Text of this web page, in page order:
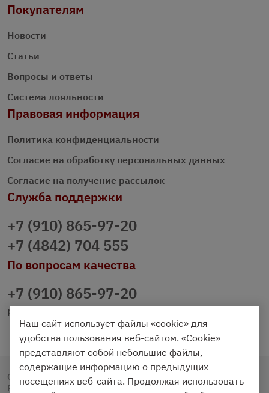
Покупателям
Новости
Статьи
Вопросы и ответы
Система лояльности
Правовая информация
Политика конфиденциальности
Согласие на обработку персональных данных
Согласие на получение рассылок
Служба поддержки
+7 (910) 865-97-20
+7 (4842) 704 555
По вопросам качества
+7 (910) 865-97-20
prazdnichniy40@palmi.ru
Copyright © 2020 - 2026. Праздничный Стол.
Разработка и продвижение - Vegas Studio
Наш сайт использует файлы «cookie» для
удобства пользования веб-сайтом. «Cookie»
представляют собой небольшие файлы,
содержащие информацию о предыдущих
посещениях веб-сайта. Продолжая использовать